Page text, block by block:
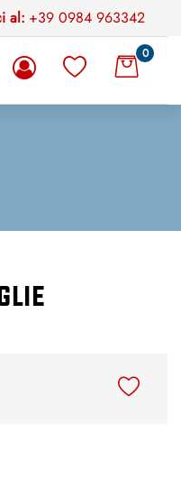
al: +39 0984 963342
0